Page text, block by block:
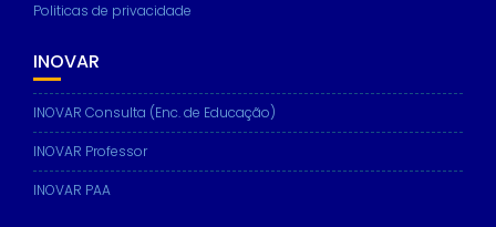
Politicas de privacidade
INOVAR
INOVAR Consulta (Enc. de Educação)
INOVAR Professor
INOVAR PAA